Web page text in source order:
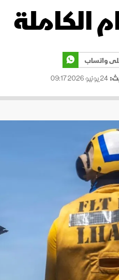
الكاملة
على واتساب
24 يونيو 2026 09:17